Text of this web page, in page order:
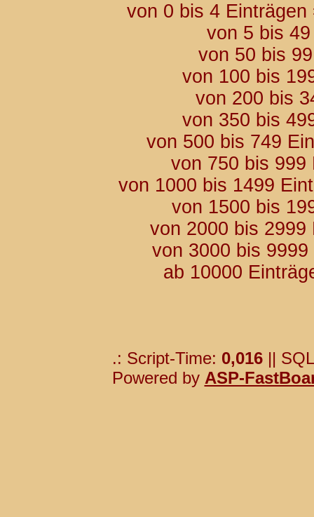
von 0 bis 4
von 5 bis
von 50 bis
von 100 bis
von 200 bis
von 350 bis
von 500 bis 749
von 750 bis
von 1000 bis 1499
von 1500 bis
von 2000 bis
von 3000 bis
ab 10000
.: Script-Time: 0,016||
Powered by ASP-